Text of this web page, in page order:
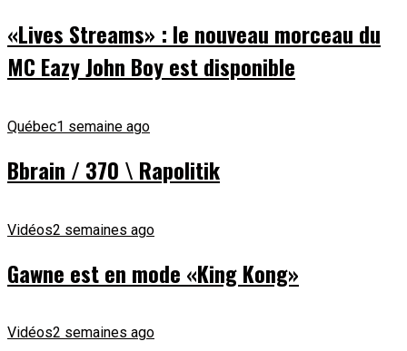
«Lives Streams» : le nouveau morceau du
MC Eazy John Boy est disponible
Québec1 semaine ago
Bbrain / 370 \ Rapolitik
Vidéos2 semaines ago
Gawne est en mode «King Kong»
Vidéos2 semaines ago